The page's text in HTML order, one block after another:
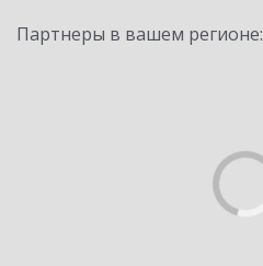
Партнеры в вашем регионе: